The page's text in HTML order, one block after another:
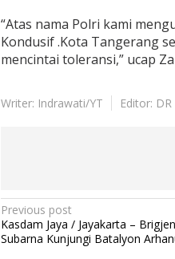
“Atas nama Polri kami
Kondusif .Kota Tangerang
mencintai toleransi,” ucap
Writer: Indrawati/YT Editor: DR
Post
navigation
Previous post
Kasdam Jaya / Jayakarta –
Subarna Kunjungi Batalyon